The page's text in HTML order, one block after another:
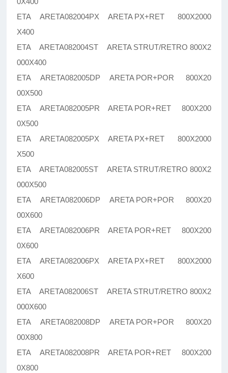
ETA ARETA082004PX ARETA PX+RET 800X2000
X400
ETA ARETA082004ST ARETA STRUT/RETRO 800X2
000X400
ETA ARETA082005DP ARETA POR+POR 800X20
00X500
ETA ARETA082005PR ARETA POR+RET 800X200
0X500
ETA ARETA082005PX ARETA PX+RET 800X2000
X500
ETA ARETA082005ST ARETA STRUT/RETRO 800X2
000X500
ETA ARETA082006DP ARETA POR+POR 800X20
00X600
ETA ARETA082006PR ARETA POR+RET 800X200
0X600
ETA ARETA082006PX ARETA PX+RET 800X2000
X600
ETA ARETA082006ST ARETA STRUT/RETRO 800X2
000X600
ETA ARETA082008DP ARETA POR+POR 800X20
00X800
ETA ARETA082008PR ARETA POR+RET 800X200
0X800